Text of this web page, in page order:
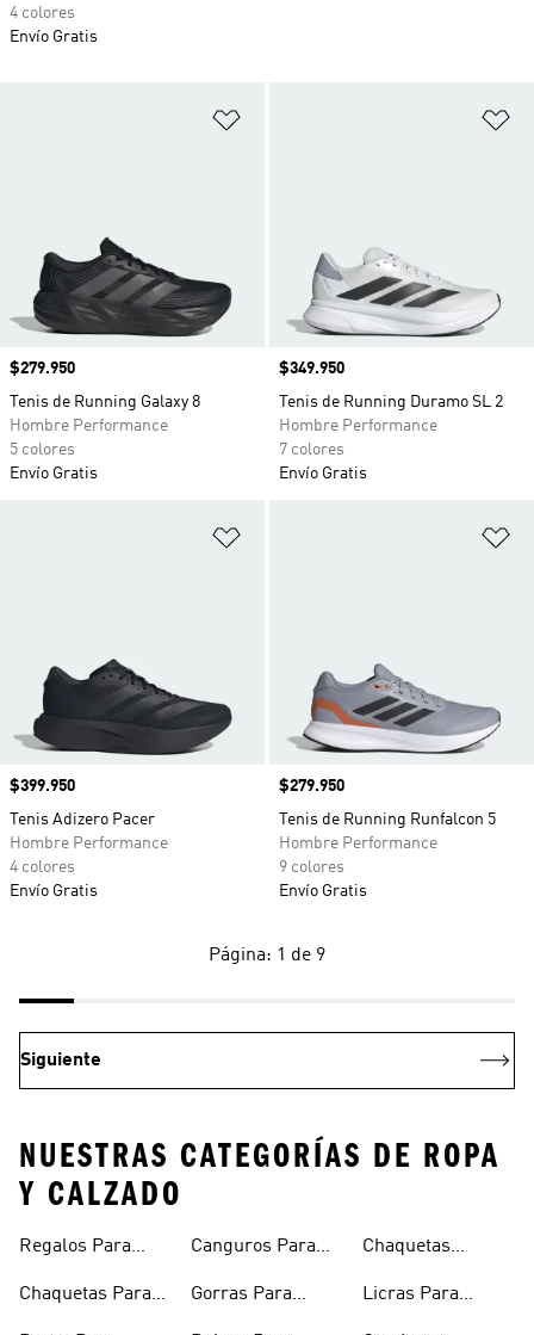
Precio
$279.950
Tenis de Running Galaxy 8
Hombre Performance
5 colores
Envío Gratis
Precio
$349.950
Tenis de Running Duramo SL 2
Hombre Performance
7 colores
Envío Gratis
Precio
$399.950
Tenis Adizero Pacer
Hombre Performance
4 colores
Envío Gratis
Precio
$279.950
Tenis de Running Runfalcon 5
Hombre Performance
9 colores
Envío Gratis
4 colores
Envío Gratis
Página: 1 de 9
Siguiente
NUESTRAS CATEGORÍAS DE ROPA
Y CALZADO
Regalos Para
Chaquetas Para
Canguros Para
Gorras Para
Chaquetas
Hombre
Licras Para